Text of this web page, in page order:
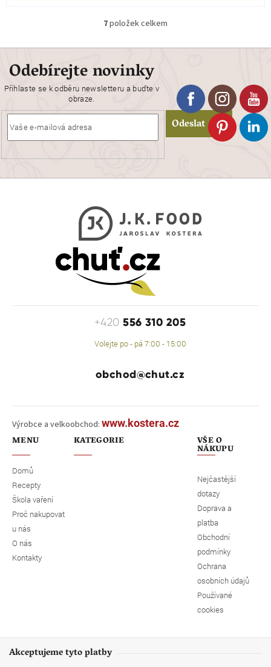
O
l
á
d
a
í
v
v
i
s
u
7položek celkem
Odebírejte novinky
Přihlaste se k odběru newsletteru a buďte v
obraze.
Odeslat
+420556 310 205
Volejte po - pá 7:00 - 15:00
obchod@chut.cz
Výrobce a velkoobchod: www.kostera.cz
MENU
Domů
Recepty
Škola vaření
Proč nakupovat
u nás
O nás
Kontakty
KATEGORIE VŠE O
NÁKUPU
Nejčastější
dotazy
Doprava a
platba
Obchodní
podmínky
Ochrana
osobních údajů
Používané
cookies
Akceptujeme tyto platby